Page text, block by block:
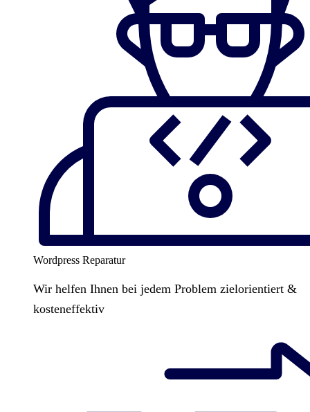
Wordpress Reparatur
Wir helfen Ihnen bei jedem Problem zielorientiert &
kosteneffektiv